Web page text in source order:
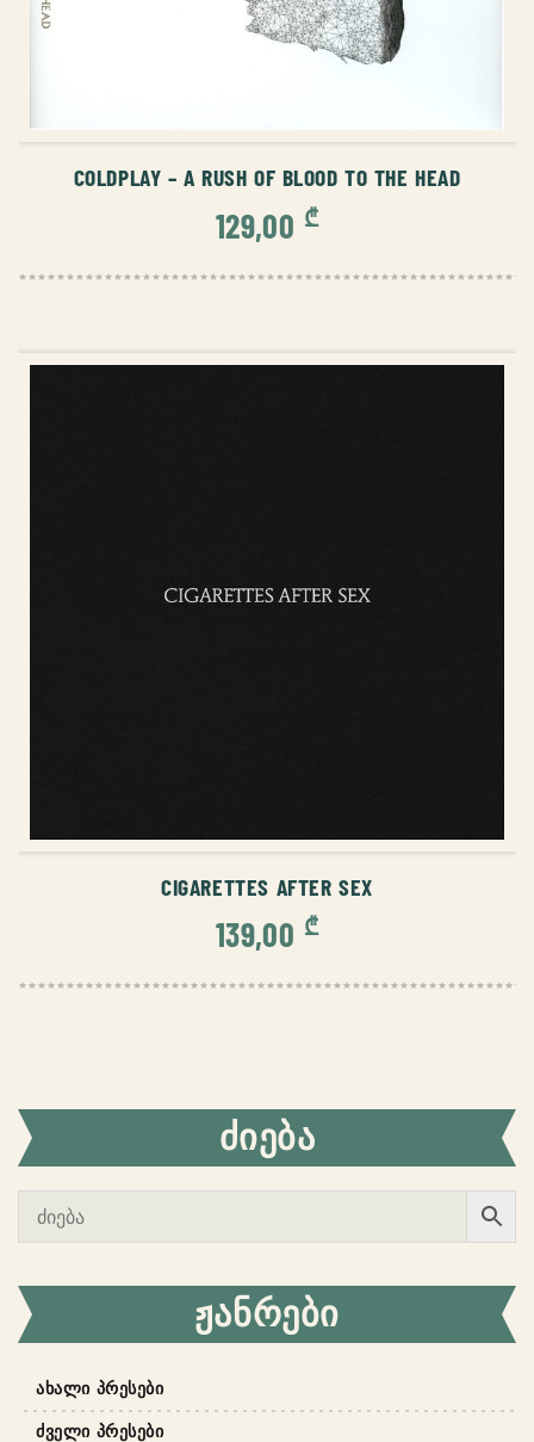
ᲫᲘᲔᲑᲐ
ᲟᲐᲜᲠᲔᲑᲘ
ᲐᲮᲐᲚᲘ ᲞᲠᲔᲡᲔᲑᲘ
ᲫᲕᲔᲚᲘ ᲞᲠᲔᲡᲔᲑᲘ
COLDPLAY – A RUSH OF BLOOD TO THE HEAD
129,00 ₾
CIGARETTES AFTER SEX
139,00 ₾